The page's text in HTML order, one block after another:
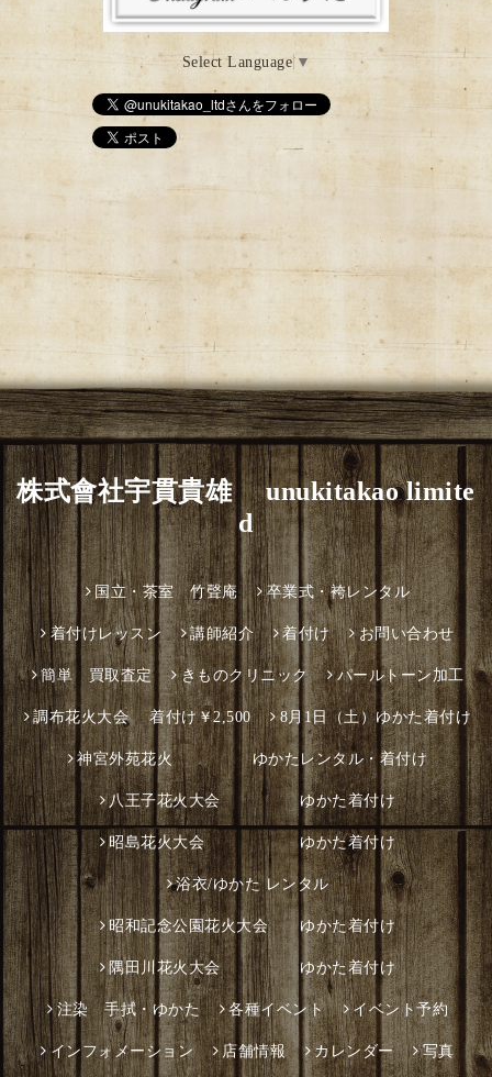
Select Language ▼
株式會社宇貫貴雄 unukitakao limite
d
国立・茶室 竹聲庵 卒業式・袴レンタル
着付けレッスン 講師紹介 着付け お問い合わせ
簡単 買取査定 きものクリニック パールトーン加工
調布花火大会 着付け￥2,500 8月1日（土）ゆかた着付け
神宮外苑花火 ゆかたレンタル・着付け
八王子花火大会 ゆかた着付け
昭島花火大会 ゆかた着付け
浴衣/ゆかた レンタル
昭和記念公園花火大会 ゆかた着付け
隅田川花火大会 ゆかた着付け
注染 手拭・ゆかた 各種イベント イベント予約
インフォメーション 店舗情報 カレンダー 写真